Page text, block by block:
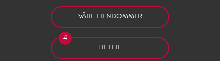
VÅRE EIENDOMMER
4
TIL LEIE